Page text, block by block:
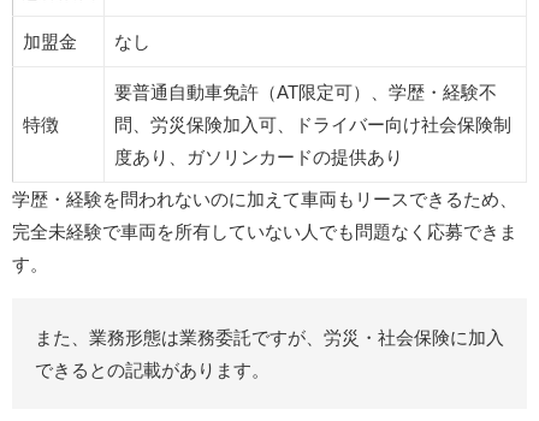
加盟金 なし
特徴
要普通自動車免許（AT限定可）、学歴・経験不
問、労災保険加入可、ドライバー向け社会保険制
度あり、ガソリンカードの提供あり
学歴・経験を問われないのに加えて車両もリースできるため、
完全未経験で車両を所有していない人でも問題なく応募できま
す。
また、業務形態は業務委託ですが、労災・社会保険に加入
できるとの記載があります。